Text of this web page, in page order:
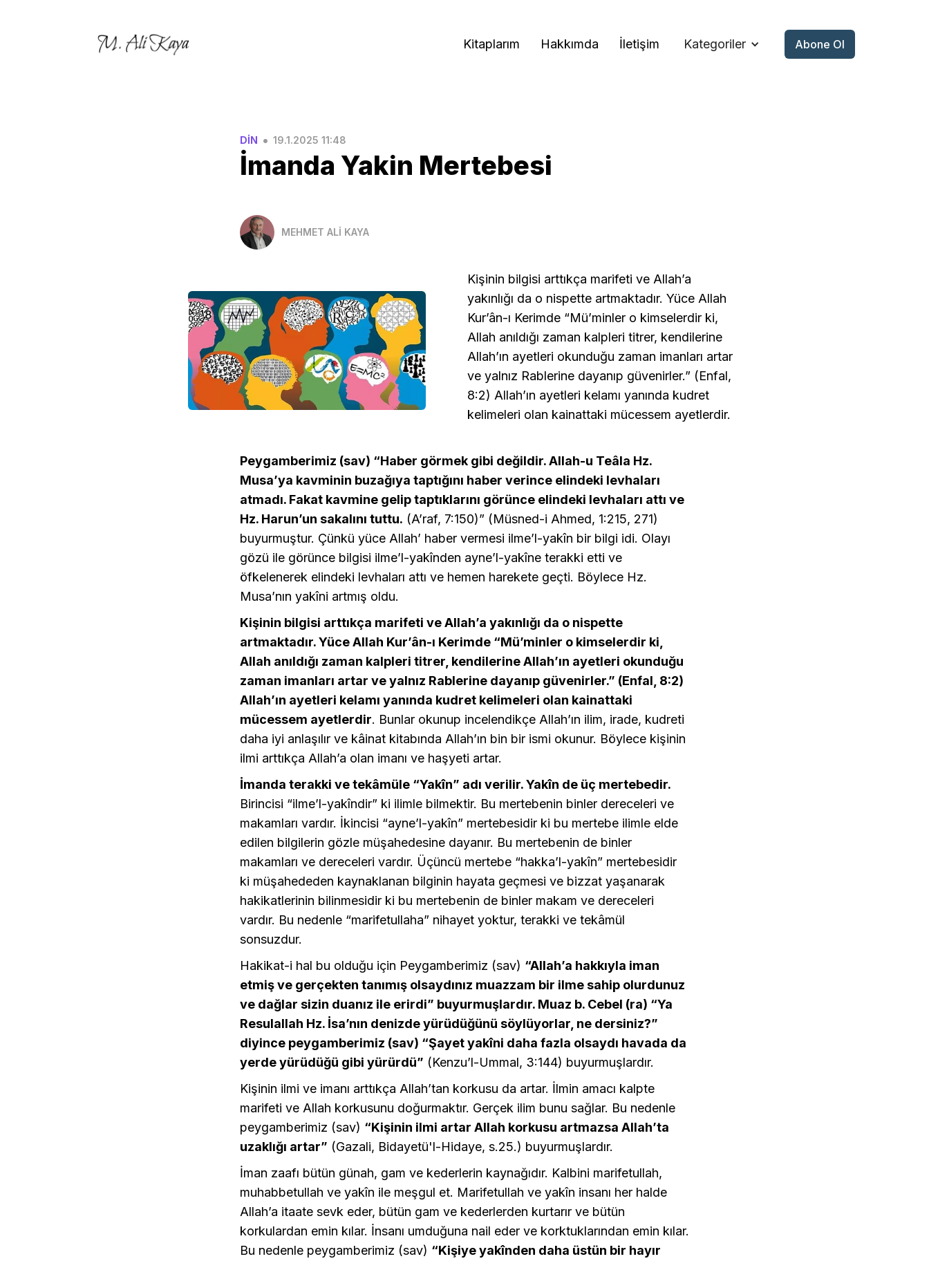
Kitaplarım Hakkımda İletişim Kategoriler Abone Ol
DİN • 19.1.2025 11:48
İmanda Yakin Mertebesi
MEHMET ALİ KAYA
Kişinin bilgisi arttıkça marifeti ve Allah’a
yakınlığı da o nispette artmaktadır. Yüce Allah
Kur’ân-ı Kerimde “Mü’minler o kimselerdir ki,
Allah anıldığı zaman kalpleri titrer, kendilerine
Allah’ın ayetleri okunduğu zaman imanları artar
ve yalnız Rablerine dayanıp güvenirler.” (Enfal,
8:2) Allah’ın ayetleri kelamı yanında kudret
kelimeleri olan kainattaki mücessem ayetlerdir.
Peygamberimiz (sav) “Haber görmek gibi değildir. Allah-u Teâla Hz.
Musa’ya kavminin buzağıya taptığını haber verince elindeki levhaları
atmadı. Fakat kavmine gelip taptıklarını görünce elindeki levhaları attı ve
Hz. Harun’un sakalını tuttu. (A’raf, 7:150)” (Müsned-i Ahmed, 1:215, 271)
buyurmuştur. Çünkü yüce Allah’ haber vermesi ilme’l-yakîn bir bilgi idi. Olayı
gözü ile görünce bilgisi ilme’l-yakînden ayne’l-yakîne terakki etti ve
öfkelenerek elindeki levhaları attı ve hemen harekete geçti. Böylece Hz.
Musa’nın yakîni artmış oldu.
Kişinin bilgisi arttıkça marifeti ve Allah’a yakınlığı da o nispette
artmaktadır. Yüce Allah Kur’ân-ı Kerimde “Mü’minler o kimselerdir ki,
Allah anıldığı zaman kalpleri titrer, kendilerine Allah’ın ayetleri okunduğu
zaman imanları artar ve yalnız Rablerine dayanıp güvenirler.” (Enfal, 8:2)
Allah’ın ayetleri kelamı yanında kudret kelimeleri olan kainattaki
mücessem ayetlerdir. Bunlar okunup incelendikçe Allah’ın ilim, irade, kudreti
daha iyi anlaşılır ve kâinat kitabında Allah’ın bin bir ismi okunur. Böylece kişinin
ilmi arttıkça Allah’a olan imanı ve haşyeti artar.
İmanda terakki ve tekâmüle “Yakîn” adı verilir. Yakîn de üç mertebedir.
Birincisi “ilme’l-yakîndir” ki ilimle bilmektir. Bu mertebenin binler dereceleri ve
makamları vardır. İkincisi “ayne’l-yakîn” mertebesidir ki bu mertebe ilimle elde
edilen bilgilerin gözle müşahedesine dayanır. Bu mertebenin de binler
makamları ve dereceleri vardır. Üçüncü mertebe “hakka’l-yakîn” mertebesidir
ki müşahededen kaynaklanan bilginin hayata geçmesi ve bizzat yaşanarak
hakikatlerinin bilinmesidir ki bu mertebenin de binler makam ve dereceleri
vardır. Bu nedenle “marifetullaha” nihayet yoktur, terakki ve tekâmül
sonsuzdur.
Hakikat-i hal bu olduğu için Peygamberimiz (sav) “Allah’a hakkıyla iman
etmiş ve gerçekten tanımış olsaydınız muazzam bir ilme sahip olurdunuz
ve dağlar sizin duanız ile erirdi” buyurmuşlardır. Muaz b. Cebel (ra) “Ya
Resulallah Hz. İsa’nın denizde yürüdüğünü söylüyorlar, ne dersiniz?”
diyince peygamberimiz (sav) “Şayet yakîni daha fazla olsaydı havada da
yerde yürüdüğü gibi yürürdü” (Kenzu’l-Ummal, 3:144) buyurmuşlardır.
Kişinin ilmi ve imanı arttıkça Allah’tan korkusu da artar. İlmin amacı kalpte
marifeti ve Allah korkusunu doğurmaktır. Gerçek ilim bunu sağlar. Bu nedenle
peygamberimiz (sav) “Kişinin ilmi artar Allah korkusu artmazsa Allah’ta
uzaklığı artar” (Gazali, Bidayetü'l-Hidaye, s.25.) buyurmuşlardır.
İman zaafı bütün günah, gam ve kederlerin kaynağıdır. Kalbini marifetullah,
muhabbetullah ve yakîn ile meşgul et. Marifetullah ve yakîn insanı her halde
Allah’a itaate sevk eder, bütün gam ve kederlerden kurtarır ve bütün
korkulardan emin kılar. İnsanı umduğuna nail eder ve korktuklarından emin kılar.
Bu nedenle peygamberimiz (sav) “Kişiye yakînden daha üstün bir hayır